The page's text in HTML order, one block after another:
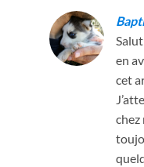
en
cet
chez